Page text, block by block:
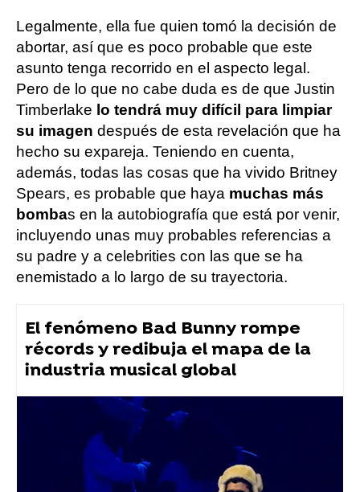
Legalmente, ella fue quien tomó la decisión de
abortar, así que es poco probable que este
asunto tenga recorrido en el aspecto legal.
Pero de lo que no cabe duda es de que Justin
Timberlake lo tendrá muy difícil para limpiar
su imagen después de esta revelación que ha
hecho su expareja. Teniendo en cuenta,
además, todas las cosas que ha vivido Britney
Spears, es probable que haya muchas más
bombas en la autobiografía que está por venir,
incluyendo unas muy probables referencias a
su padre y a celebrities con las que se ha
enemistado a lo largo de su trayectoria.
El fenómeno Bad Bunny rompe
récords y redibuja el mapa de la
industria musical global
Britney Spears